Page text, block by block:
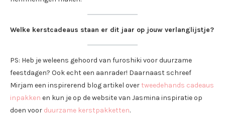
Welke kerstcadeaus staan er dit jaar op jouw verlanglijstje?
PS: Heb je weleens gehoord van furoshiki voor duurzame
feestdagen? Ook echt een aanrader! Daarnaast schreef
Mirjam een inspirerend blog artikel over tweedehands cadeaus
inpakken en kun je op de website van Jasmina inspiratie op
doen voor duurzame kerstpakketten.